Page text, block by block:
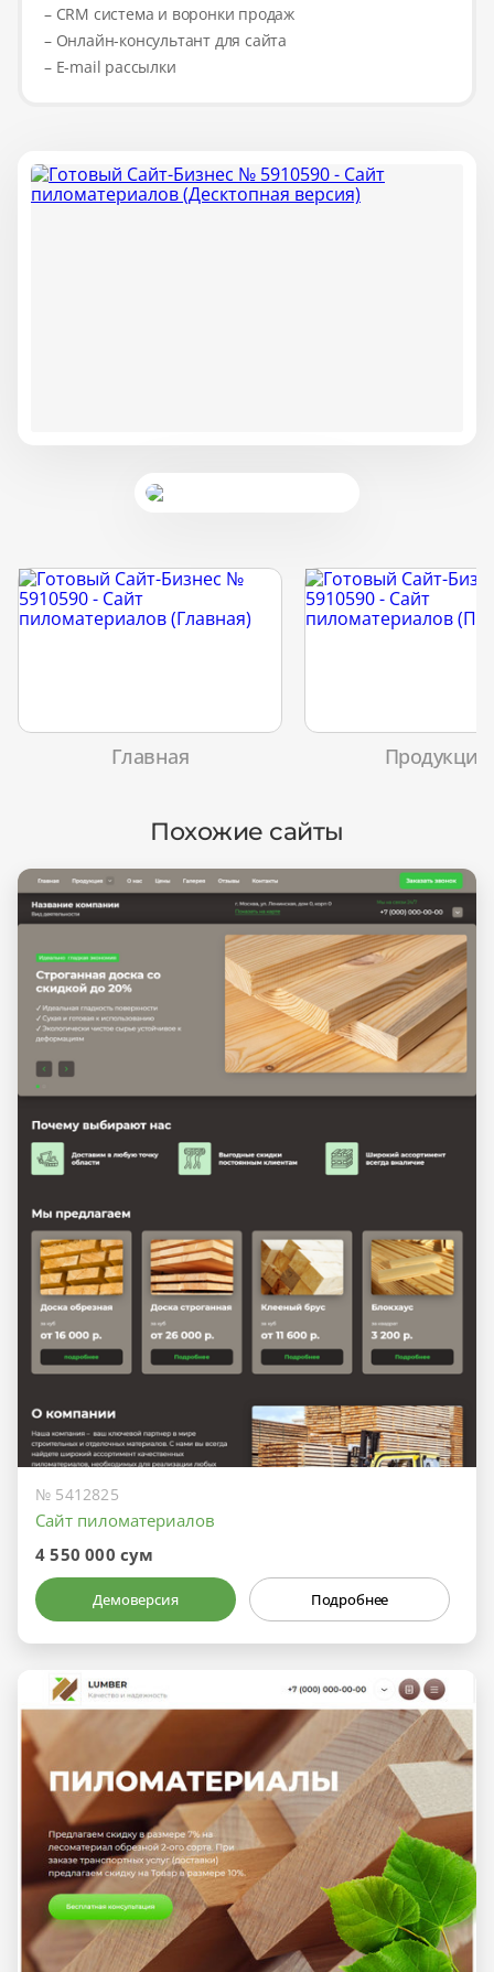
– CRM система и воронки продаж
– Онлайн-консультант для сайта
– E-mail рассылки
Главная Продукция
Похожие сайты
№ 5412825
Сайт пиломатериалов
4 550 000 сум
Демоверсия Подробнее